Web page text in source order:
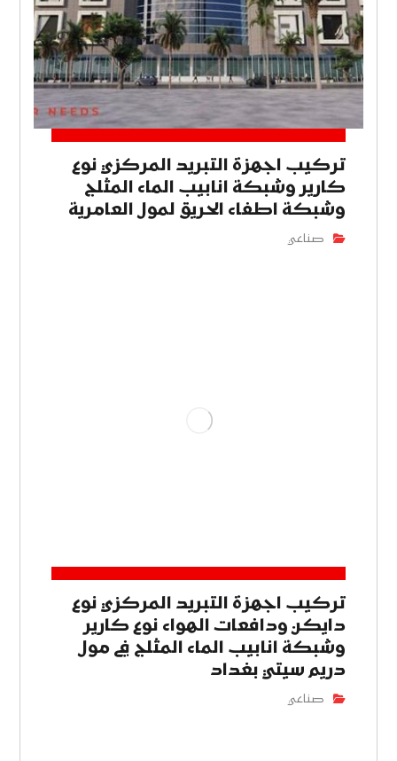
تركيب اجهزة التبريد المركزي نوع
كارير وشبكة انابيب الماء المثلج
وشبكة اطفاء الحريق لمول العامرية
صناعي
تركيب اجهزة التبريد المركزي نوع
دايكن ودافعات الهواء نوع كارير
وشبكة انابيب الماء المثلج في مول
دريم سيتي بغداد
صناعي